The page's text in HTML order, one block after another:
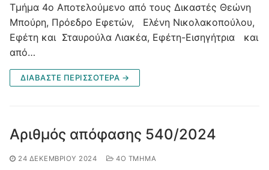
Τμήμα 4ο Αποτελούμενο από τους Δικαστές Θεώνη
Μπούρη, Πρόεδρο Εφετών, Ελένη Νικολακοπούλου,
Εφέτη και Σταυρούλα Λιακέα, Εφέτη-Εισηγήτρια και
από…
ΔΙΑΒΑΣΤΕ ΠΕΡΙΣΣΟΤΕΡΑ →
Αριθμός απόφασης 540/2024
24 ΔΕΚΕΜΒΡΊΟΥ 2024 4O ΤΜΉΜΑ